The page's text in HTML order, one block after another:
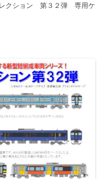
クション 第３２弾 専用ケ